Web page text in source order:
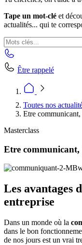
Tape un mot-clé et
actualités... qui te
Être rappelé
Toutes nos
Etre communicant,
Masterclass
Etre communicant,
Les avantages
entreprise
Dans un monde où la
dans le bon
de nos jours est un vrai